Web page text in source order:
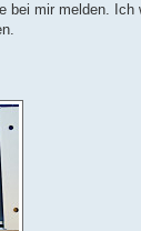
mir melden.